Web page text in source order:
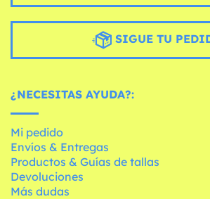
SIGUE TU
¿NECESITAS AYUDA?:
Mi pedido
Envíos & Entregas
Productos & Guías de tallas
Devoluciones
Más dudas